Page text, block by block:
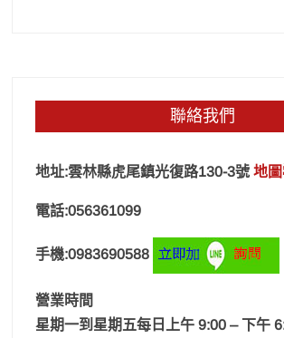
聯絡我們
地址:雲林縣虎尾鎮光復路130-3號地圖
電話:056361099
手機:0983690588
營業時間
星期一到星期五每日上午 9:00 – 下午